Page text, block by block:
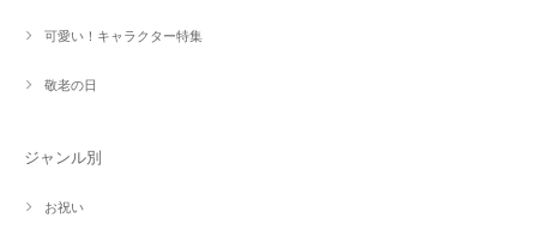
可愛い！キャラクター特集
敬老の日
ジャンル別
お祝い